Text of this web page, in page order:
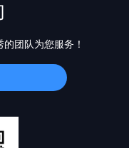
团队为您服务！